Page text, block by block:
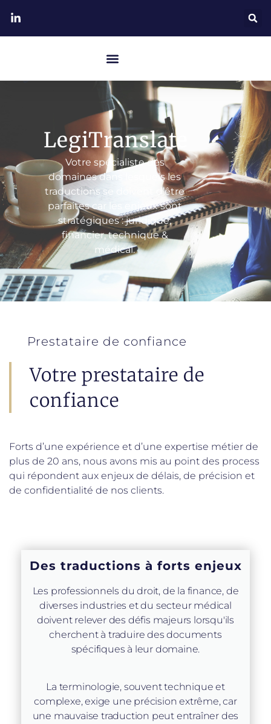
LegiTranslate
Votre spécialiste des
domaines dans lesquels les
traductions se doivent d’être
parfaites car les enjeux sont
stratégiques : juridique,
financier, technique &
médical.
Prestataire de confiance
Votre prestataire de
confiance
Forts d’une expérience et d’une expertise métier de
plus de 20 ans, nous avons mis au point des process
qui répondent aux enjeux de délais, de précision et
de confidentialité de nos clients.
Des traductions à forts enjeux
Les professionnels du droit, de la finance, de
diverses industries et du secteur médical
doivent relever des défis majeurs lorsqu'ils
cherchent à traduire des documents
spécifiques à leur domaine.
La terminologie, souvent technique et
complexe, exige une précision extrême, car
une mauvaise traduction peut entraîner des